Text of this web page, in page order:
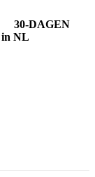
30-DAGEN
NL